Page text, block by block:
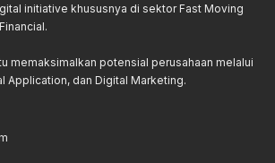
initiative khususnya di sektor Fast Moving
memaksimalkan potensial perusahaan melalui
Application, dan Digital Marketing.